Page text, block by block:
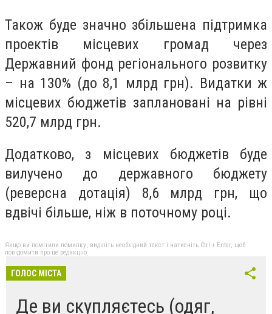
Також буде значно збільшена підтримка
проектів місцевих громад через
Державний фонд регіонального розвитку
– на 130% (до 8,1 млрд грн). Видатки ж
місцевих бюджетів заплановані на рівні
520,7 млрд грн.
Додатково, з місцевих бюджетів буде
вилучено до державного бюджету
(реверсна дотація) 8,6 млрд грн, що
вдвічі більше, ніж в поточному році.
Якщо ви помітили помилку, виділіть необхідний текст і натисніть Ctrl + Enter, щоб
повідомити про це редакцію
ГОЛОС МІСТА
Де ви скупляєтесь (одяг,